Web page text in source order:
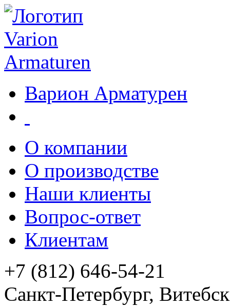
Варион Арматурен
О компании
О производстве
Наши клиенты
Вопрос-ответ
Клиентам
+7 (812) 646-54-21
Санкт-Петербург,